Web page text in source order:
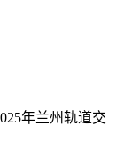
年兰州轨道交